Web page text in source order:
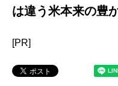
は違う米本来の豊
[PR]